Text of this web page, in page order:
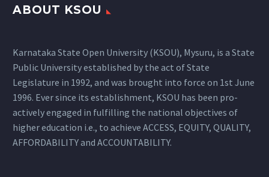
ABOUT KSOU
Karnataka State Open University (KSOU), Mysuru, is a State
Public University established by the act of State
Legislature in 1992, and was brought into force on 1st June
1996. Ever since its establishment, KSOU has been pro-
actively engaged in fulfilling the national objectives of
higher education i.e., to achieve ACCESS, EQUITY, QUALITY,
AFFORDABILITY and ACCOUNTABILITY.